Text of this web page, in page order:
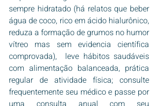
sempre hidratado (há relatos que beber
água de coco, rico em ácido hialurônico,
reduza a formação de grumos no humor
vítreo mas sem evidencia científica
comprovada),  leve hábitos saudáveis
com alimentação balanceada, prática
regular de atividade física; consulte
frequentemente seu médico e passe por